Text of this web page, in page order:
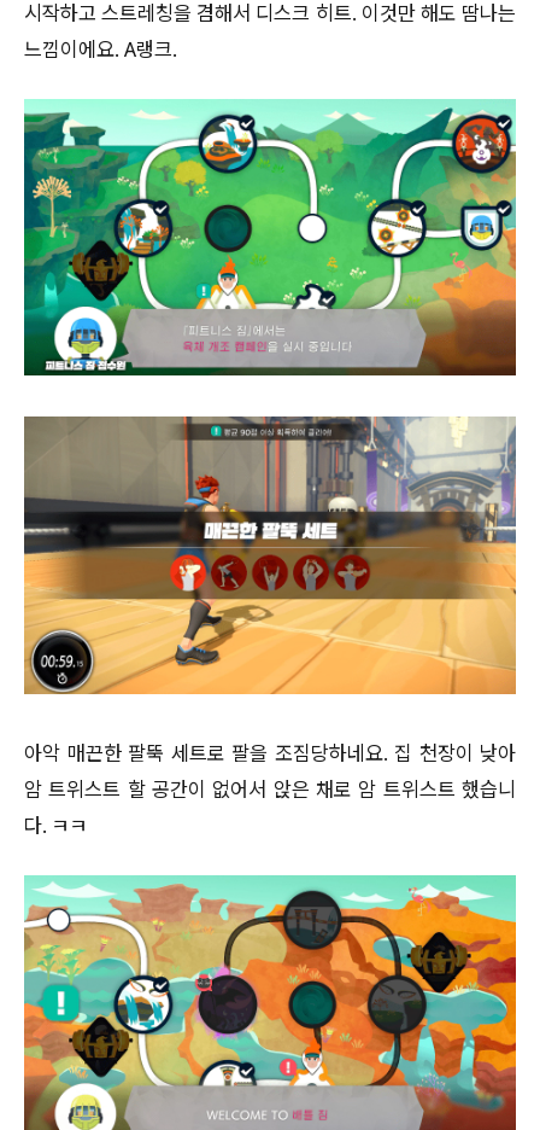
시작하고 스트레칭을 겸해서 디스크 히트. 이것만 해도 땀나는
느낌이에요. A랭크.
아악 매끈한 팔뚝 세트로 팔을 조짐당하네요. 집 천장이 낮아
암 트위스트 할 공간이 없어서 앉은 채로 암 트위스트 했습니
다. ㅋㅋ